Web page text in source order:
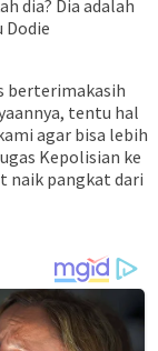
dia? Dia adalah
berterimakasih
tentu hal
agar bisa lebih
Kepolisian ke
naik pangkat dari